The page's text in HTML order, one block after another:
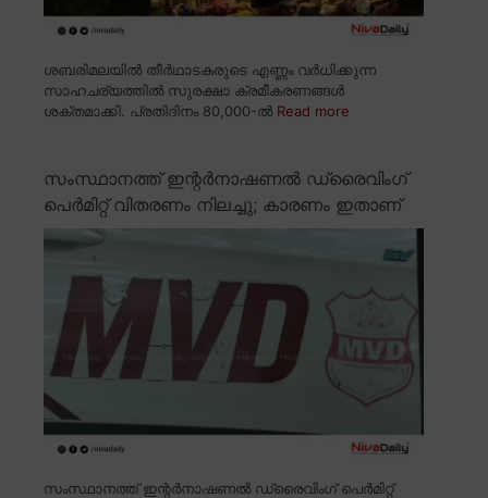
ശബരിമലയിൽ തീർഥാടകരുടെ എണ്ണം വർധിക്കുന്ന
സാഹചര്യത്തിൽ സുരക്ഷാ ക്രമീകരണങ്ങൾ
ശക്തമാക്കി. പ്രതിദിനം 80,000-ൽ Read more
സംസ്ഥാനത്ത് ഇന്റർനാഷണൽ ഡ്രൈവിംഗ്
പെർമിറ്റ് വിതരണം നിലച്ചു; കാരണം ഇതാണ്
സംസ്ഥാനത്ത് ഇന്റർനാഷണൽ ഡ്രൈവിംഗ് പെർമിറ്റ്